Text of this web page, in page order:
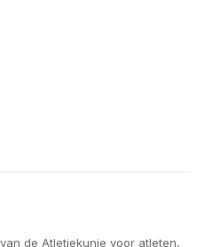
de Atletiekunie voor atleten,